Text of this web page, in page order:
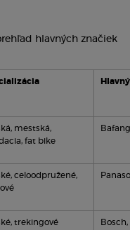
hlavných značiek
mestská,
fat bike
Bafang
celoodpružené,
trekingové
Bosch,